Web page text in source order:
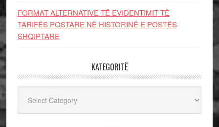
FORMAT ALTERNATIVE TË EVIDENTIMIT TË
TARIFËS POSTARE NË HISTORINË E POSTËS
SHQIPTARE
KATEGORITË